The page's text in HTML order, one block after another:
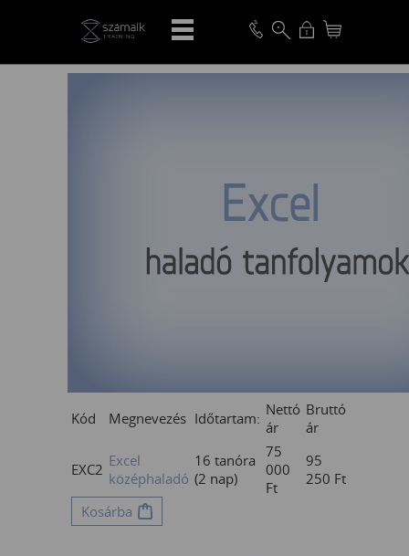
VISSZA
Kód Megnevezés Időtartam: Nettó
ár
Bruttó
ár
EXC2 Excel
középhaladó
16 tanóra
(2 nap)
75
000
Ft
95
250 Ft
Kosárba